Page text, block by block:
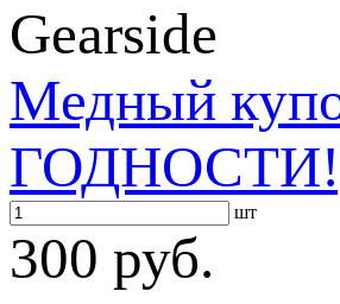
Gearside
Медный
шт
300 руб.